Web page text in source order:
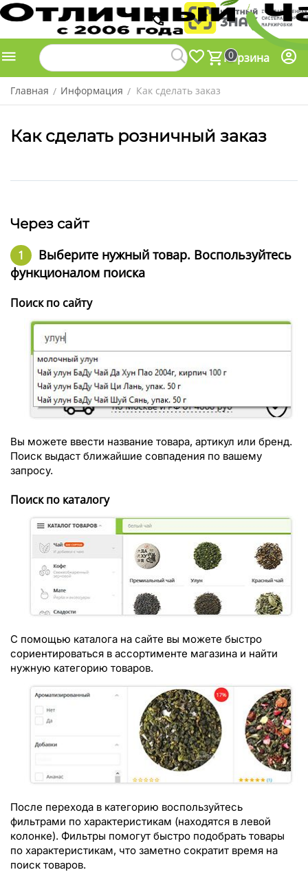
0
Корзина
Главная / Информация / Как сделать заказ
Как сделать розничный заказ
Через сайт
Выберите нужный товар. Воспользуйтесь
функционалом поиска
Поиск по сайту
Вы можете ввести название товара, артикул или бренд.
Поиск выдаст ближайшие совпадения по вашему
запросу.
Поиск по каталогу
С помощью каталога на сайте вы можете быстро
сориентироваться в ассортименте магазина и найти
нужную категорию товаров.
После перехода в категорию воспользуйтесь
фильтрами по характеристикам (находятся в левой
колонке). Фильтры помогут быстро подобрать товары
по характеристикам, что заметно сократит время на
поиск товаров.